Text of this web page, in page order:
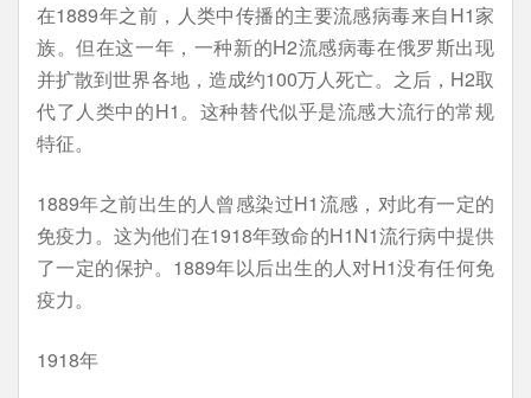
在1889年之前，人类中传播的主要流感病毒来自H1家
族。但在这一年，一种新的H2流感病毒在俄罗斯出现
并扩散到世界各地，造成约100万人死亡。之后，H2取
代了人类中的H1。这种替代似乎是流感大流行的常规
特征。
1889年之前出生的人曾感染过H1流感，对此有一定的
免疫力。这为他们在1918年致命的H1N1流行病中提供
了一定的保护。1889年以后出生的人对H1没有任何免
疫力。
1918年